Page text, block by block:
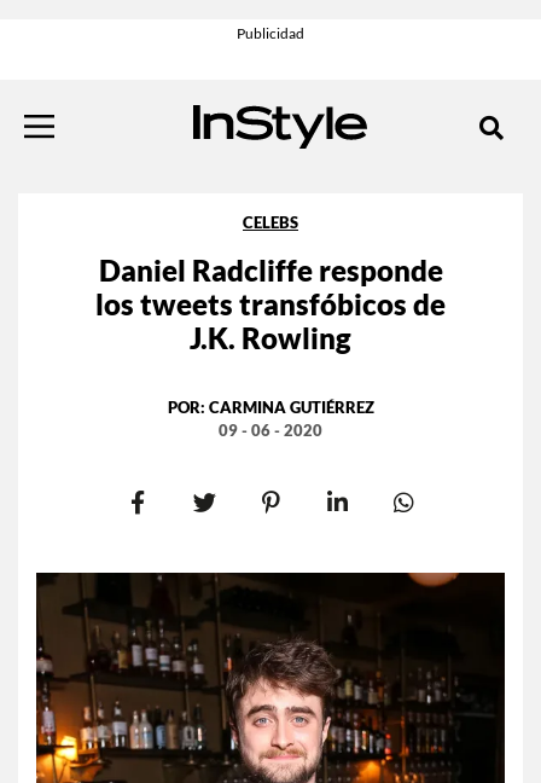
CELEBS
Daniel Radcliffe responde
los tweets transfóbicos de
J.K. Rowling
POR: CARMINA GUTIÉRREZ
09 - 06 - 2020